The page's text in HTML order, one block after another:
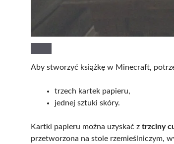
Aby stworzyć książkę w Minecraft,
trzech kartek papieru,
jednej sztuki skóry.
Kartki papieru można uzyskać z trzciny
przetworzona na stole rzemieślniczym,